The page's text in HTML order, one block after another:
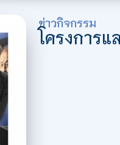
ข่าวกิจกรรม
โครงการ